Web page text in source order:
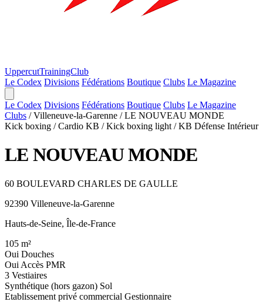
UppercutTrainingClub
Le Codex Divisions Fédérations Boutique Clubs Le Magazine
Le Codex Divisions Fédérations Boutique Clubs Le Magazine
Clubs / Villeneuve-la-Garenne / LE NOUVEAU MONDE
Kick boxing / Cardio KB / Kick boxing light / KB Défense Intérieur
LE NOUVEAU MONDE
60 BOULEVARD CHARLES DE GAULLE
92390 Villeneuve-la-Garenne
Hauts-de-Seine, Île-de-France
105 m²
Oui Douches
Oui Accès PMR
3 Vestiaires
Synthétique (hors gazon) Sol
Etablissement privé commercial Gestionnaire